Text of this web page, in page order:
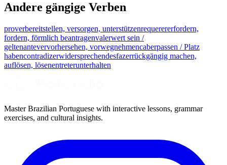
Andere gängige Verben
proverbereitstellen, versorgen, unterstützenrequerererfordern,
fordern, förmlich beantragenvalerwert sein /
geltenantevervorhersehen, vorwegnehmencaberpassen / Platz
habencontradizerwidersprechendesfazerrückgängig machen,
auflösen, lösenentreterunterhalten
Master Brazilian Portuguese with interactive lessons, grammar
exercises, and cultural insights.